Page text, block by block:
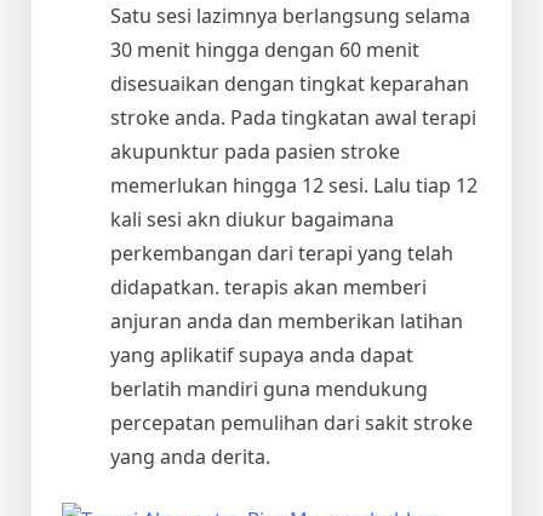
Satu sesi lazimnya berlangsung selama
30 menit hingga dengan 60 menit
disesuaikan dengan tingkat keparahan
stroke anda. Pada tingkatan awal terapi
akupunktur pada pasien stroke
memerlukan hingga 12 sesi. Lalu tiap 12
kali sesi akn diukur bagaimana
perkembangan dari terapi yang telah
didapatkan. terapis akan memberi
anjuran anda dan memberikan latihan
yang aplikatif supaya anda dapat
berlatih mandiri guna mendukung
percepatan pemulihan dari sakit stroke
yang anda derita.